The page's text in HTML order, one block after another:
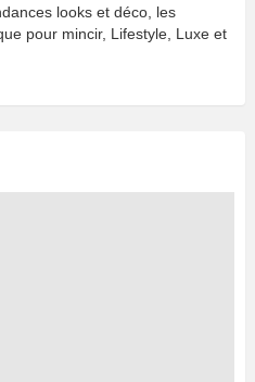
looks et déco, les
pour mincir, Lifestyle, Luxe et